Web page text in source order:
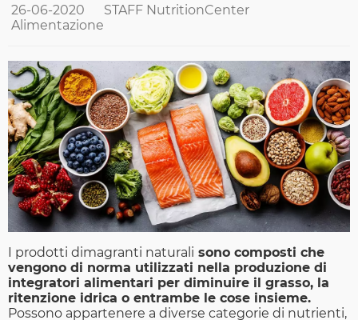
26-06-2020
STAFF NutritionCenter
Alimentazione
I prodotti dimagranti naturali sono composti che
vengono di norma utilizzati nella produzione di
integratori alimentari per diminuire il grasso, la
ritenzione idrica o entrambe le cose insieme.
Possono appartenere a diverse categorie di nutrienti,